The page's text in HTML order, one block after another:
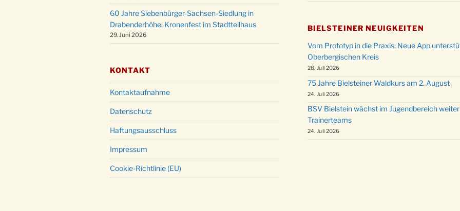
60 Jahre Siebenbürger-Sachsen-Siedlung in
Drabenderhöhe: Kronenfest im Stadtteilhaus
29. Juni 2026
KONTAKT
Kontaktaufnahme
Datenschutz
Haftungsausschluss
Impressum
Cookie-Richtlinie (EU)
BIELSTEINER NEUIGKEITEN
Vom Prototyp in die Praxis: Neue App
Oberbergischen Kreis
28. Juli 2026
75 Jahre Bielsteiner Waldkurs am 2. August
24. Juli 2026
BSV Bielstein wächst im Jugendbereich
Trainerteams
24. Juli 2026